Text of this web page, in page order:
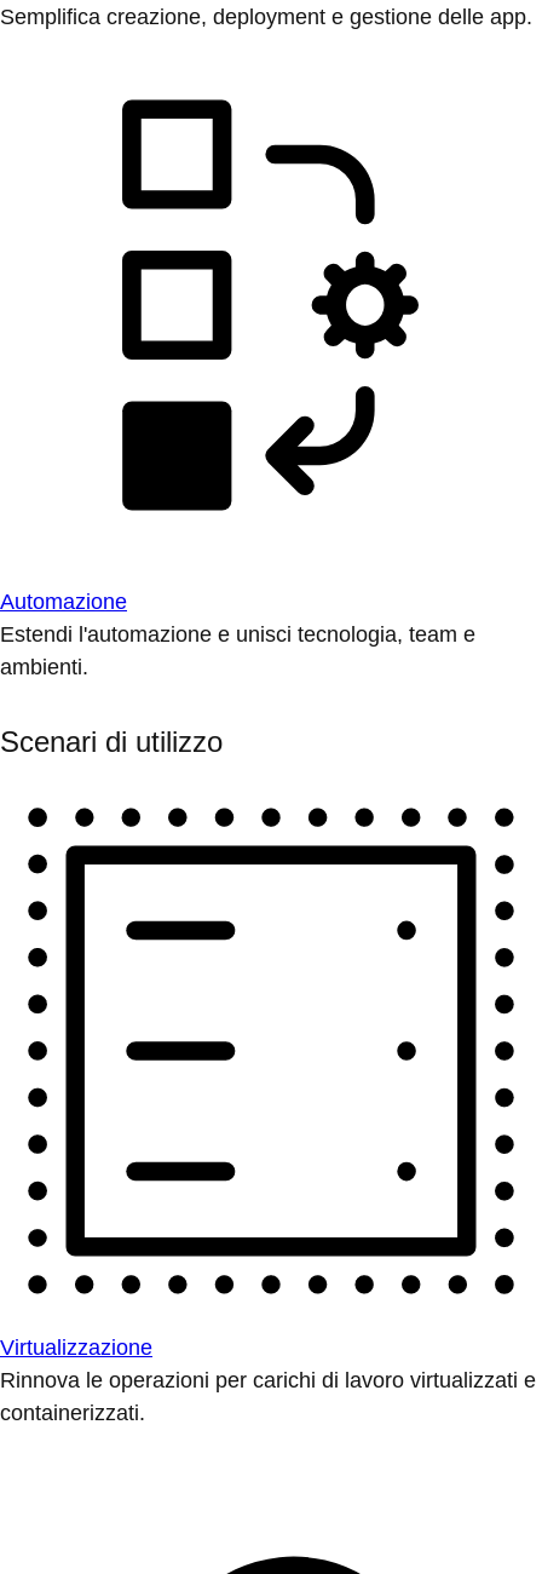
Semplifica creazione, deployment e gestione delle app.
Automazione
Estendi l'automazione e unisci tecnologia, team e
ambienti.
Scenari di utilizzo
Virtualizzazione
Rinnova le operazioni per carichi di lavoro virtualizzati e
containerizzati.